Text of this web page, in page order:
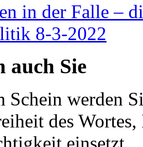
in der Falle –
8-3-2022
auch Sie
Schein werden
des
einsetzt.